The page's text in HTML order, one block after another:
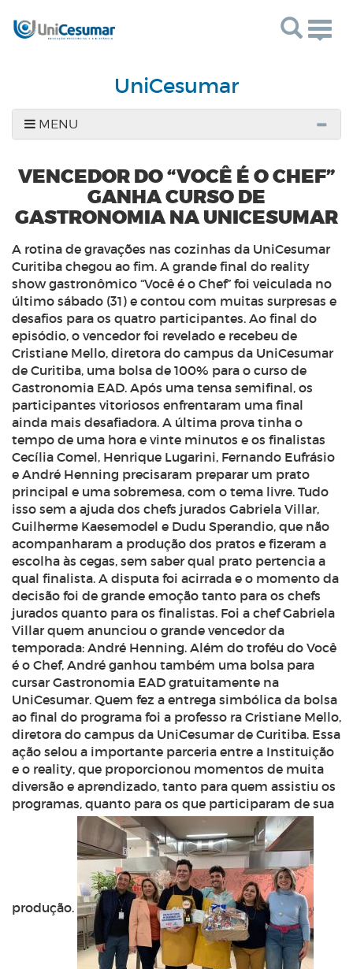
UniCesumar
MENU
VENCEDOR DO “VOCÊ É O CHEF”
GANHA CURSO DE
GASTRONOMIA NA UNICESUMAR
A rotina de gravações nas cozinhas da UniCesumar
Curitiba chegou ao fim. A grande final do reality
show gastronômico “Você é o Chef” foi veiculada no
último sábado (31) e contou com muitas surpresas e
desafios para os quatro participantes. Ao final do
episódio, o vencedor foi revelado e recebeu de
Cristiane Mello, diretora do campus da UniCesumar
de Curitiba, uma bolsa de 100% para o curso de
Gastronomia EAD. Após uma tensa semifinal, os
participantes vitoriosos enfrentaram uma final
ainda mais desafiadora. A última prova tinha o
tempo de uma hora e vinte minutos e os finalistas
Cecília Comel, Henrique Lugarini, Fernando Eufrásio
e André Henning precisaram preparar um prato
principal e uma sobremesa, com o tema livre. Tudo
isso sem a ajuda dos chefs jurados Gabriela Villar,
Guilherme Kaesemodel e Dudu Sperandio, que não
acompanharam a produção dos pratos e fizeram a
escolha às cegas, sem saber qual prato pertencia a
qual finalista. A disputa foi acirrada e o momento da
decisão foi de grande emoção tanto para os chefs
jurados quanto para os finalistas. Foi a chef Gabriela
Villar quem anunciou o grande vencedor da
temporada: André Henning. Além do troféu do Você
é o Chef, André ganhou também uma bolsa para
cursar Gastronomia EAD gratuitamente na
UniCesumar. Quem fez a entrega simbólica da bolsa
ao final do programa foi a professo ra Cristiane Mello,
diretora do campus da UniCesumar de Curitiba. Essa
ação selou a importante parceria entre a Instituição
e o reality, que proporcionou momentos de muita
diversão e aprendizado, tanto para quem assistiu os
programas, quanto para os que participaram de sua
produção.